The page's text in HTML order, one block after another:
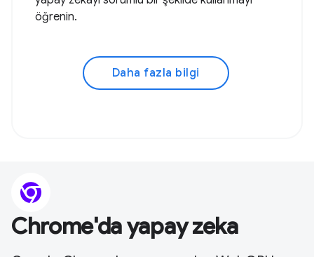
öğrenin.
Daha fazla bilgi
Chrome'da yapay zeka